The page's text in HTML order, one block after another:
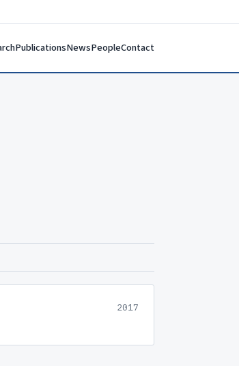
PublicationsNewsPeopleContact
2017